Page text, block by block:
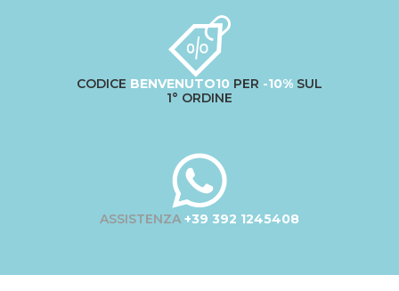
CODICE BENVENUTO10 PER -10% SUL
1° ORDINE
ASSISTENZA +39 392 1245408